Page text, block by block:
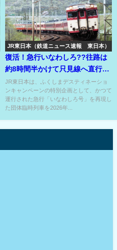
JR東日本（鉄道ニュース速報 東日本）
復活！急行いなわしろ??往路は
約8時間半かけて只見線へ直行⁉
キハ110の快適急行⁉
JR東日本は、ふくしまデスティネーショ
ンキャンペーンの特別企画として、かつて
運行された急行「いなわしろ号」を再現し
た団体臨時列車を2026年...